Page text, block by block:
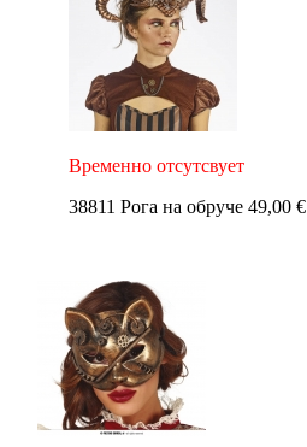
Временно отсутсвует
38811 Рога на обруче 49,00 €